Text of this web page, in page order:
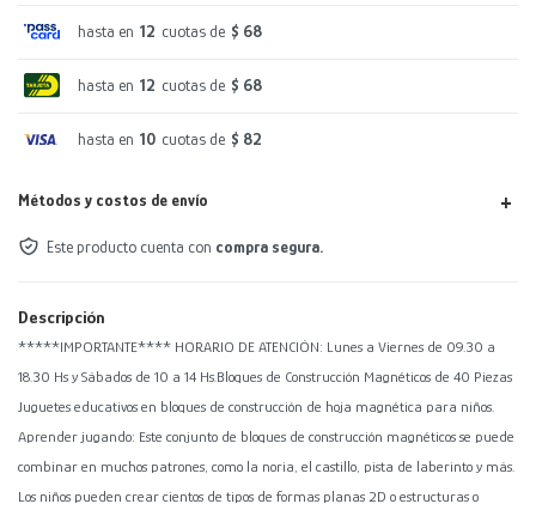
hasta en 12 cuotas de $ 68
hasta en 12 cuotas de $ 68
hasta en 10 cuotas de $ 82
Métodos y costos de envío
Este producto cuenta con compra segura.
Descripción
*****IMPORTANTE**** HORARIO DE ATENCIÓN: Lunes a Viernes de 09.30 a
18.30 Hs y Sábados de 10 a 14 Hs.Bloques de Construcción Magnéticos de 40 Piezas
Juguetes educativos en bloques de construcción de hoja magnética para niños.
Aprender jugando: Este conjunto de bloques de construcción magnéticos se puede
combinar en muchos patrones, como la noria, el castillo, pista de laberinto y más.
Los niños pueden crear cientos de tipos de formas planas 2D o estructuras o